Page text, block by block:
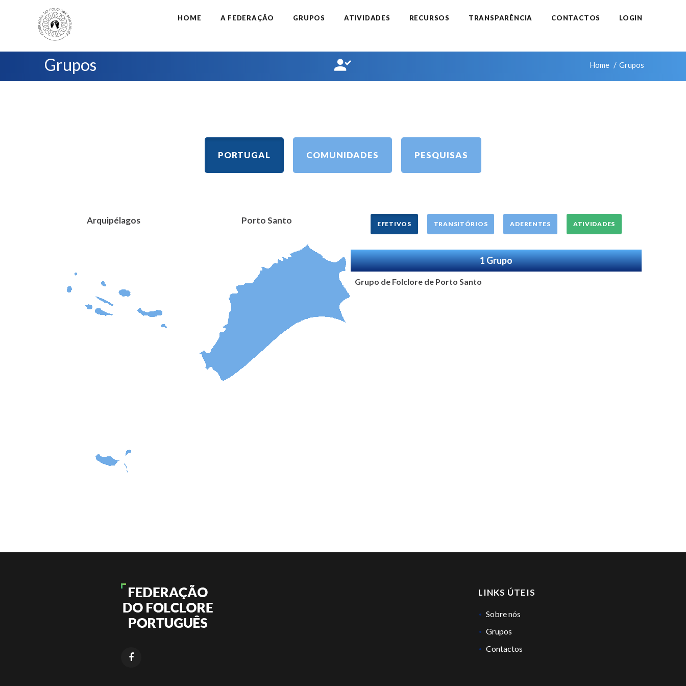
HOME A FEDERAÇÃO GRUPOS ATIVIDADES RECURSOS TRANSPARÊNCIA CONTACTOS LOGIN
Grupos Home Grupos
PORTUGAL COMUNIDADES PESQUISAS
Arquipélagos Porto Santo EFETIVOS TRANSITÓRIOS ADERENTES ATIVIDADES
1 Grupo
Grupo de Folclore de Porto Santo
LINKS ÚTEIS
Sobre nós
Grupos
Contactos